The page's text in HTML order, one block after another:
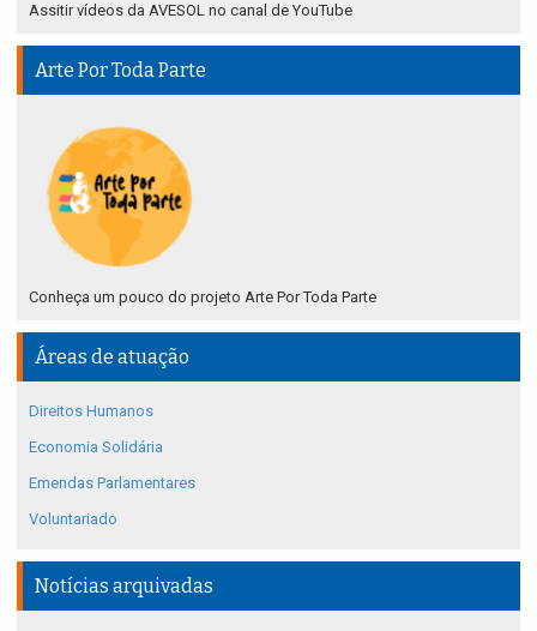
Assitir vídeos da AVESOL no canal de YouTube
Arte Por Toda Parte
Conheça um pouco do projeto Arte Por Toda Parte
Áreas de atuação
Direitos Humanos
Economia Solidária
Emendas Parlamentares
Voluntariado
Notícias arquivadas